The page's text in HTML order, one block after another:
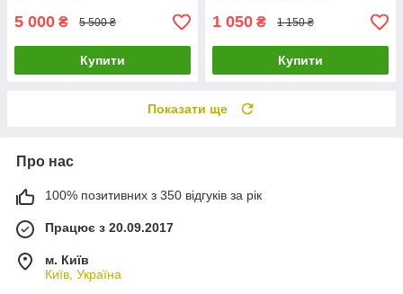
5 000 ₴ 5 500 ₴
Купити
1 050 ₴ 1 150 ₴
Купити
Показати ще
Про нас
100% позитивних з 350 відгуків за рік
Працює з 20.09.2017
м. Київ
Київ, Україна